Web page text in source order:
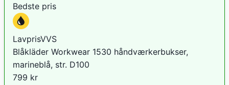
Bedste pris
LavprisVVS
Blåkläder Workwear 1530 håndværkerbukser,
marineblå, str. D100
799 kr